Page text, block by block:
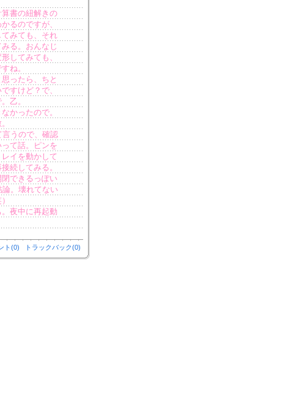
書の紐解きの
るのですが、
みても、それ
る。おんなじ
してみても、
ね。
ったら、ちと
すけど？で、
乙。
かったので。
うので、確認
て話。ピンを
イを動かして
続してみる。
できるっぽい
論。壊れてない
夜中に再起動
ト(0) トラックバック(0)